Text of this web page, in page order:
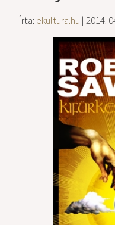
Írta: ekultura.hu | 2014.